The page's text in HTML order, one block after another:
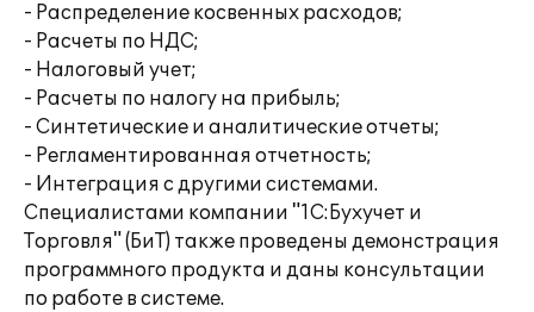
- Распределение косвенных расходов;
- Расчеты по НДС;
- Налоговый учет;
- Расчеты по налогу на прибыль;
- Синтетические и аналитические отчеты;
- Регламентированная отчетность;
- Интеграция с другими системами.
Специалистами компании "1С:Бухучет и
Торговля" (БиТ) также проведены демонстрация
программного продукта и даны консультации
по работе в системе.